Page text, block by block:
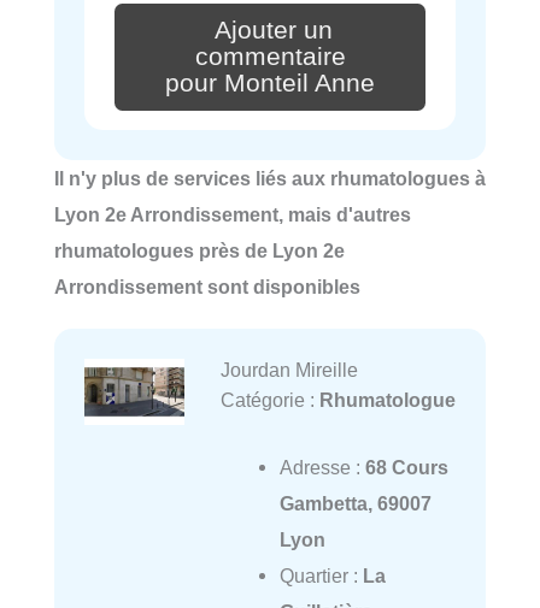
Ajouter un
commentaire
pour Monteil Anne
Il n'y plus de services liés aux rhumatologues à
Lyon 2e Arrondissement, mais d'autres
rhumatologues près de Lyon 2e
Arrondissement sont disponibles
Jourdan Mireille
Catégorie : Rhumatologue
Adresse : 68 Cours
Gambetta, 69007
Lyon
Quartier : La